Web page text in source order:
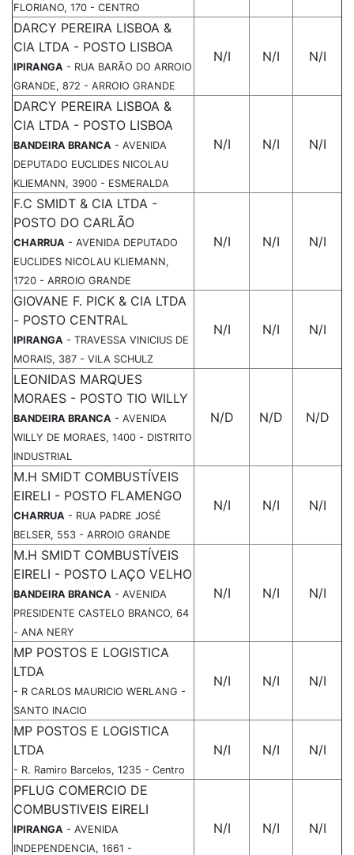
FLORIANO, 170 - CENTRO
DARCY PEREIRA LISBOA &
CIA LTDA - POSTO LISBOA
IPIRANGA - RUA BARÃO DO ARROIO
GRANDE, 872 - ARROIO GRANDE
N/I N/I N/I
DARCY PEREIRA LISBOA &
CIA LTDA - POSTO LISBOA
BANDEIRA BRANCA - AVENIDA
DEPUTADO EUCLIDES NICOLAU
KLIEMANN, 3900 - ESMERALDA
N/I N/I N/I
F.C SMIDT & CIA LTDA -
POSTO DO CARLÃO
CHARRUA - AVENIDA DEPUTADO
EUCLIDES NICOLAU KLIEMANN,
1720 - ARROIO GRANDE
N/I N/I N/I
GIOVANE F. PICK & CIA LTDA
- POSTO CENTRAL
IPIRANGA - TRAVESSA VINICIUS DE
MORAIS, 387 - VILA SCHULZ
N/I N/I N/I
LEONIDAS MARQUES
MORAES - POSTO TIO WILLY
BANDEIRA BRANCA - AVENIDA
WILLY DE MORAES, 1400 - DISTRITO
INDUSTRIAL
N/D N/D N/D
M.H SMIDT COMBUSTÍVEIS
EIRELI - POSTO FLAMENGO
CHARRUA - RUA PADRE JOSÉ
BELSER, 553 - ARROIO GRANDE
N/I N/I N/I
M.H SMIDT COMBUSTÍVEIS
EIRELI - POSTO LAÇO VELHO
BANDEIRA BRANCA - AVENIDA
PRESIDENTE CASTELO BRANCO, 64
- ANA NERY
N/I N/I N/I
MP POSTOS E LOGISTICA
LTDA
- R CARLOS MAURICIO WERLANG -
SANTO INACIO
N/I N/I N/I
MP POSTOS E LOGISTICA
LTDA
- R. Ramiro Barcelos, 1235 - Centro
N/I N/I N/I
PFLUG COMERCIO DE
COMBUSTIVEIS EIRELI
IPIRANGA - AVENIDA
INDEPENDENCIA, 1661 -
N/I N/I N/I